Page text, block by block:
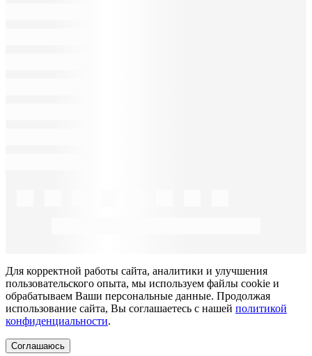
Для корректной работы сайта, аналитики и улучшения
пользовательского опыта, мы используем файлы cookie и
обрабатываем Ваши персональные данные. Продолжая
использование сайта, Вы соглашаетесь с нашей политикой
конфиденциальности.
Соглашаюсь